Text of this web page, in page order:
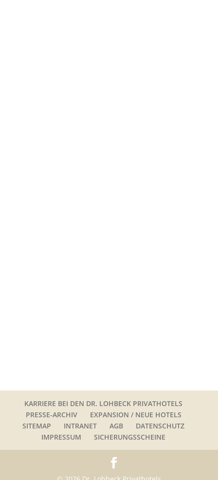
KARRIERE BEI DEN DR. LOHBECK PRIVATHOTELS
PRESSE-ARCHIV
EXPANSION / NEUE HOTELS
SITEMAP
INTRANET AGB
DATENSCHUTZ
IMPRESSUM
SICHERUNGSSCHEINE